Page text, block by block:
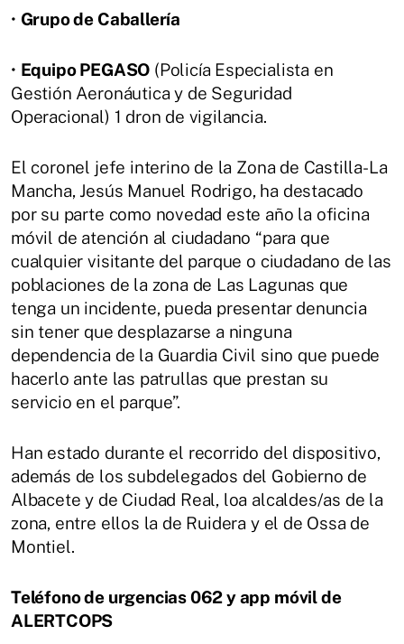
• Grupo de Caballería
• Equipo PEGASO (Policía Especialista en
Gestión Aeronáutica y de Seguridad
Operacional) 1 dron de vigilancia.
El coronel jefe interino de la Zona de Castilla-La
Mancha, Jesús Manuel Rodrigo, ha destacado
por su parte como novedad este año la oficina
móvil de atención al ciudadano “para que
cualquier visitante del parque o ciudadano de las
poblaciones de la zona de Las Lagunas que
tenga un incidente, pueda presentar denuncia
sin tener que desplazarse a ninguna
dependencia de la Guardia Civil sino que puede
hacerlo ante las patrullas que prestan su
servicio en el parque”.
Han estado durante el recorrido del dispositivo,
además de los subdelegados del Gobierno de
Albacete y de Ciudad Real, loa alcaldes/as de la
zona, entre ellos la de Ruidera y el de Ossa de
Montiel.
Teléfono de urgencias 062 y app móvil de
ALERTCOPS